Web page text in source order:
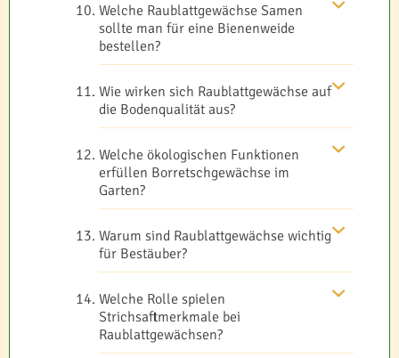
Welche Raublattgewächse Samen
sollte man für eine Bienenweide
bestellen?
Wie wirken sich Raublattgewächse auf
die Bodenqualität aus?
Welche ökologischen Funktionen
erfüllen Borretschgewächse im
Garten?
Warum sind Raublattgewächse wichtig
für Bestäuber?
Welche Rolle spielen
Strichsaftmerkmale bei
Raublattgewächsen?